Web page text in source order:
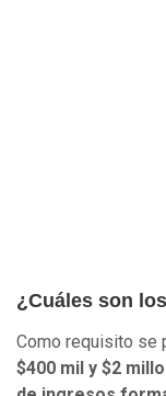
¿Cuáles son
Como requisito se
$400 mil y $2